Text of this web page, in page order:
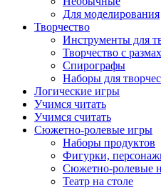
Для моделирования
Творчество
Инструменты для
Творчество с
Спирографы
Наборы для
Логические игры
Учимся читать
Учимся считать
Сюжетно-ролевые игры
Наборы продуктов
Фигурки,
Сюжетно-ролевые
Театр на столе